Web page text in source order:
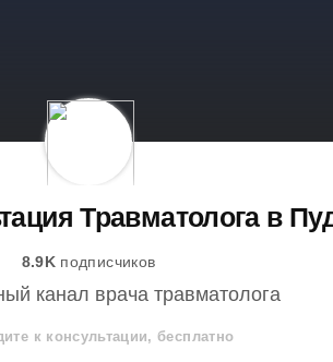
Травматолога в
8.9K подписчиков
канал врача травматолога
к консультации, бесплатно